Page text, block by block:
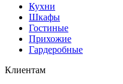
Кухни
Шкафы
Гостиные
Прихожие
Гардеробные
Клиентам